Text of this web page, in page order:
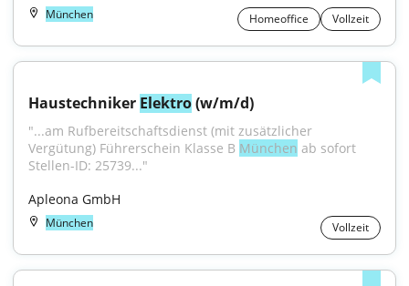
München Homeoffice Vollzeit
Haustechniker Elektro (w/m/d)
"...am Rufbereitschaftsdienst (mit zusätzlicher
Vergütung) Führerschein Klasse B München ab sofort
Stellen-ID: 25739..."
Apleona GmbH
München Vollzeit